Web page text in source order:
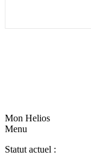
Mon Helios
Menu
Statut actuel :